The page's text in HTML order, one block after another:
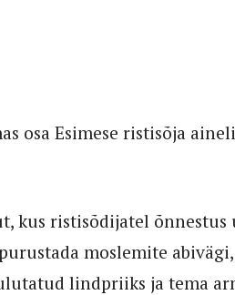
osa Esimese ristisõja
kus ristisõdijatel õnnestus
moslemite
lindpriiks ja tema